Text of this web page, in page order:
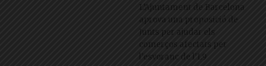
L’Ajuntament de Barcelona
aprova una proposició de
Junts per ajudar els
comerços afectats per
l'esvoranc de l'L9